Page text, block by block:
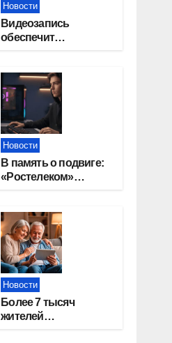
Новости
Видеозапись
обеспечит
Новосибирской
области
Новости
В память о подвиге:
«Ростелеком»
за Москву»
Новости
Более 7 тысяч
жителей